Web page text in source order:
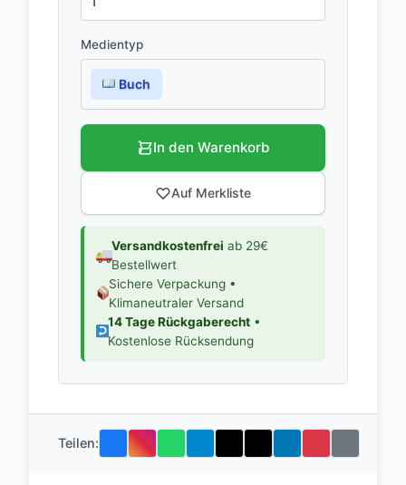
Medientyp
Buch
In den Warenkorb
Auf Merkliste
Versandkostenfrei ab 29€
Bestellwert
Sichere Verpackung •
Klimaneutraler Versand
14 Tage Rückgaberecht•
Kostenlose Rücksendung
Teilen: